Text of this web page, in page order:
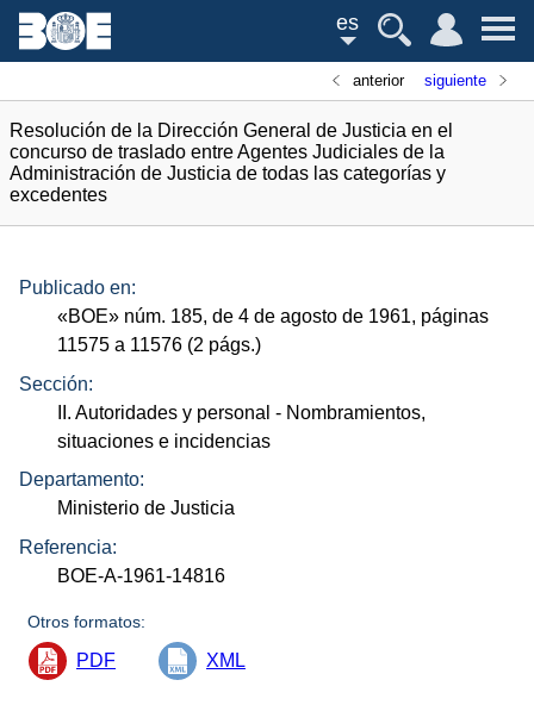
es
anterior siguiente
Resolución de la Dirección General de Justicia en el
concurso de traslado entre Agentes Judiciales de la
Administración de Justicia de todas las categorías y
excedentes
Publicado en:
«BOE» núm. 185, de 4 de agosto de 1961, páginas
11575 a 11576 (2 págs.)
Sección:
II. Autoridades y personal - Nombramientos,
situaciones e incidencias
Departamento:
Ministerio de Justicia
Referencia:
BOE-A-1961-14816
Otros formatos:
PDF XML